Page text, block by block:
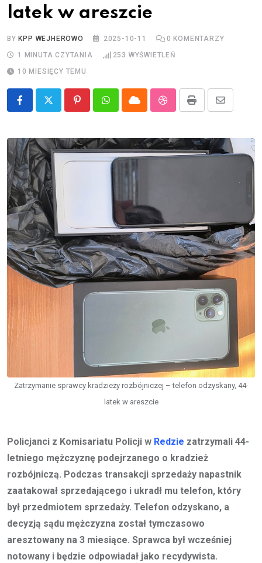
latek w areszcie
BYKPP WEJHEROWO 2025-10-11 0 KOMENTARZY
1 MINUTA CZYTANIA
253 WYŚWIETLEŃ
10 MIESIĘCY TEMU
PinterestWhatsappCloud StumbleUpon
Print
Share
Email
Zatrzymanie sprawcy kradzieży rozbójniczej – telefon odzyskany, 44-
latek w areszcie
Policjanci z Komisariatu Policji w Redzie zatrzymali 44-
letniego mężczyznę podejrzanego o kradzież
rozbójniczą. Podczas transakcji sprzedaży napastnik
zaatakował sprzedającego i ukradł mu telefon, który
był przedmiotem sprzedaży. Telefon odzyskano, a
decyzją sądu mężczyzna został tymczasowo
aresztowany na 3 miesiące. Sprawca był wcześniej
notowany i będzie odpowiadał jako recydywista.